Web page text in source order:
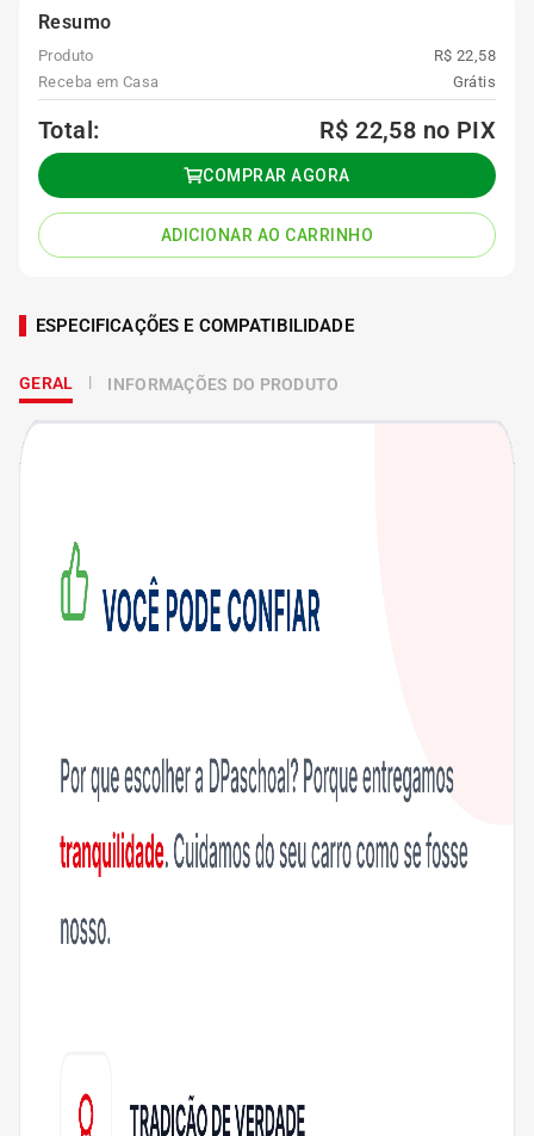
Resumo
Produto
R$ 22,58
Receba em Casa
Grátis
Total: R$ 22,58 no PIX
COMPRAR AGORA
ADICIONAR AO CARRINHO
ESPECIFICAÇÕES E COMPATIBILIDADE
GERAL INFORMAÇÕES DO PRODUTO